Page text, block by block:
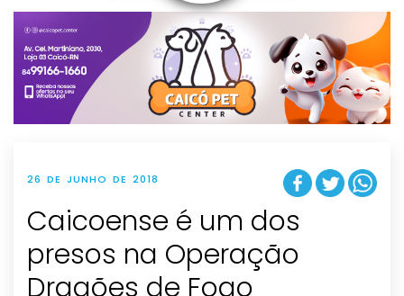
v
g
t
i
o
n
26 DE JUNHO DE 2018
Caicoense é um dos
presos na Operação
Dragões de Fogo